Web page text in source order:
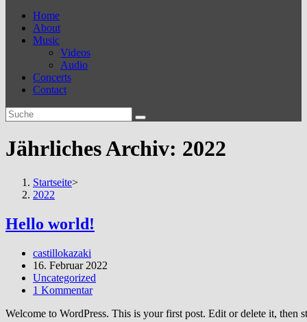
Home
About
Music
Videos
Audio
Concerts
Contact
Jährliches Archiv: 2022
Startseite>
2022
Hello world!
Beitrags-
Autor:
castillokazaki
Beitrag
veröffentlicht:
16. Februar 2022
Beitrags-
Kategorie:
Uncategorized
Beitrags-
1 Kommentar
Welcome to WordPress. This is your first post. Edit or delete it, then